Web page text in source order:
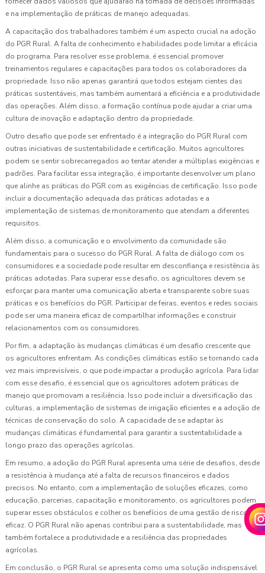
e na implementação de práticas de manejo adequadas.
A capacitação dos trabalhadores também é um aspecto crucial na adoção
do PGR Rural. A falta de conhecimento e habilidades pode limitar a eficácia
do programa. Para resolver esse problema, é essencial promover
treinamentos regulares e capacitações para todos os colaboradores da
propriedade. Isso não apenas garantirá que todos estejam cientes das
práticas sustentáveis, mas também aumentará a eficiência e a produtividade
das operações. Além disso, a formação contínua pode ajudar a criar uma
cultura de inovação e adaptação dentro da propriedade.
Outro desafio que pode ser enfrentado é a integração do PGR Rural com
outras iniciativas de sustentabilidade e certificação. Muitos agricultores
podem se sentir sobrecarregados ao tentar atender a múltiplas exigências e
padrões. Para facilitar essa integração, é importante desenvolver um plano
que alinhe as práticas do PGR com as exigências de certificação. Isso pode
incluir a documentação adequada das práticas adotadas e a
implementação de sistemas de monitoramento que atendam a diferentes
requisitos.
Além disso, a comunicação e o envolvimento da comunidade são
fundamentais para o sucesso do PGR Rural. A falta de diálogo com os
consumidores e a sociedade pode resultar em desconfiança e resistência às
práticas adotadas. Para superar esse desafio, os agricultores devem se
esforçar para manter uma comunicação aberta e transparente sobre suas
práticas e os benefícios do PGR. Participar de feiras, eventos e redes sociais
pode ser uma maneira eficaz de compartilhar informações e construir
relacionamentos com os consumidores.
Por fim, a adaptação às mudanças climáticas é um desafio crescente que
os agricultores enfrentam. As condições climáticas estão se tornando cada
vez mais imprevisíveis, o que pode impactar a produção agrícola. Para lidar
com esse desafio, é essencial que os agricultores adotem práticas de
manejo que promovam a resiliência. Isso pode incluir a diversificação das
culturas, a implementação de sistemas de irrigação eficientes e a adoção de
técnicas de conservação do solo. A capacidade de se adaptar às
mudanças climáticas é fundamental para garantir a sustentabilidade a
longo prazo das operações agrícolas.
Em resumo, a adoção do PGR Rural apresenta uma série de desafios, desde
a resistência à mudança até a falta de recursos financeiros e dados
precisos. No entanto, com a implementação de soluções eficazes, como
educação, parcerias, capacitação e monitoramento, os agricultores podem
superar esses obstáculos e colher os benefícios de uma gestão de riscos
eficaz. O PGR Rural não apenas contribui para a sustentabilidade, mas
também fortalece a produtividade e a resiliência das propriedades
agrícolas.
Em conclusão, o PGR Rural se apresenta como uma solução indispensável